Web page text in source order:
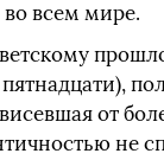
всем мире.
от
не